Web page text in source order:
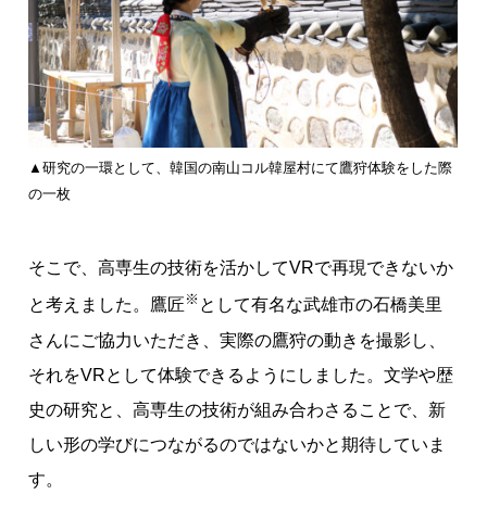
▲研究の一環として、韓国の南山コル韓屋村にて鷹狩体験をした際
の一枚
そこで、高専生の技術を活かしてVRで再現できないか
と考えました。鷹匠 ※ として有名な武雄市の石橋美里
さんにご協力いただき、実際の鷹狩の動きを撮影し、
それをVRとして体験できるようにしました。文学や歴
史の研究と、高専生の技術が組み合わさることで、新
しい形の学びにつながるのではないかと期待していま
す。